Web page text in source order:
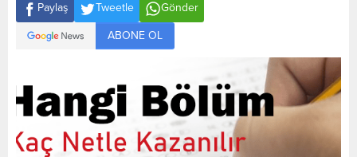
Paylaş Tweetle Gönder
ABONE OL